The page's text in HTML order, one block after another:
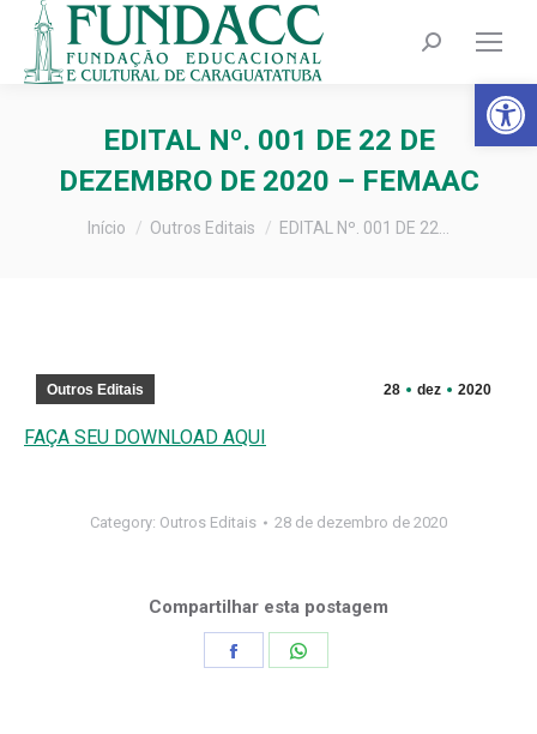
Barra de
Search:
EDITAL Nº. 001 DE 22 DE
DEZEMBRO DE 2020 – FEMAAC
Você está aqui:
Início Outros Editais EDITAL Nº. 001 DE 22…
28 dez 2020
Outros Editais
FAÇA SEU DOWNLOAD AQUI
Category: Outros Editais 28 de dezembro de 2020
Compartilhar esta postagem